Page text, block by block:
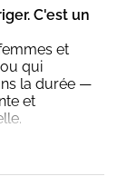
C'est un
et
qui
la durée —
et